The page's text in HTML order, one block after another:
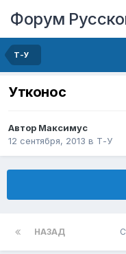
Форум
Т-У
Утконос
Автор Максимус
12 сентября, 2013 в Т-У
НАЗАД